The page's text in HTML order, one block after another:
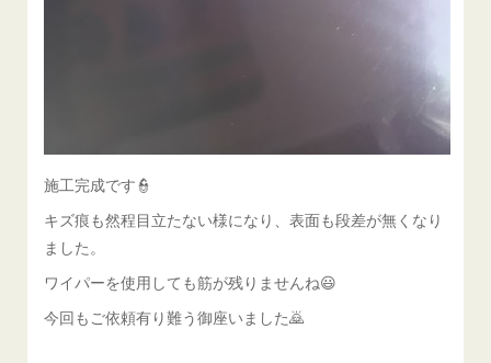
施工完成です👮
キズ痕も然程目立たない様になり、表面も段差が無くなり
ました。
ワイパーを使用しても筋が残りませんね😃
今回もご依頼有り難う御座いました🙇